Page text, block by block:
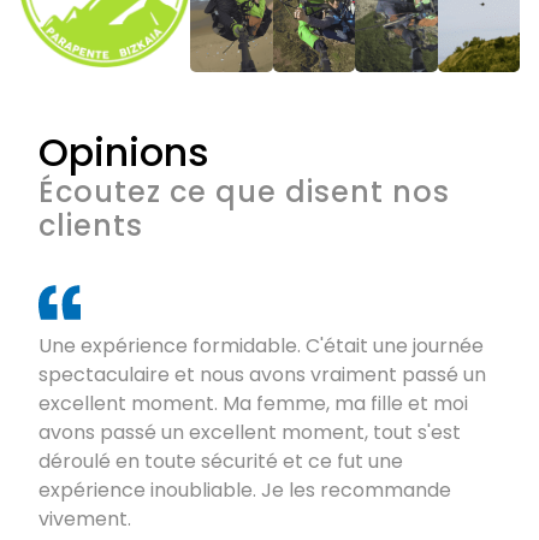
Opinions
Écoutez ce que disent nos
clients
Une expérience formidable. C'était une journée
spectaculaire et nous avons vraiment passé un
excellent moment. Ma femme, ma fille et moi
avons passé un excellent moment, tout s'est
déroulé en toute sécurité et ce fut une
expérience inoubliable. Je les recommande
vivement.